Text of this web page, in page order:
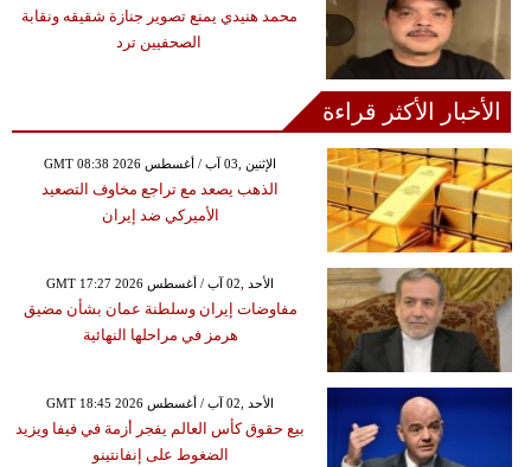
محمد هنيدي يمنع تصوير جنازة شقيقه ونقابة
الصحفيين ترد
الأخبار الأكثر قراءة
GMT 08:38 2026 الإثنين ,03 آب / أغسطس
الذهب يصعد مع تراجع مخاوف التصعيد
الأميركي ضد إيران
GMT 17:27 2026 الأحد ,02 آب / أغسطس
مفاوضات إيران وسلطنة عمان بشأن مضيق
هرمز في مراحلها النهائية
GMT 18:45 2026 الأحد ,02 آب / أغسطس
بيع حقوق كأس العالم يفجر أزمة في فيفا ويزيد
الضغوط على إنفانتينو